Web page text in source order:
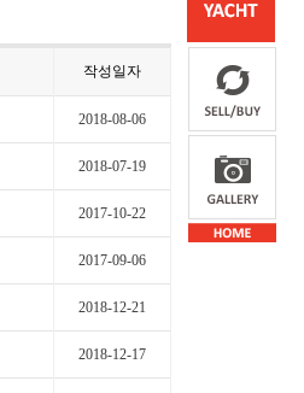
작성일자
2018-08-06
2018-07-19
2017-10-22
2017-09-06
2018-12-21
2018-12-17